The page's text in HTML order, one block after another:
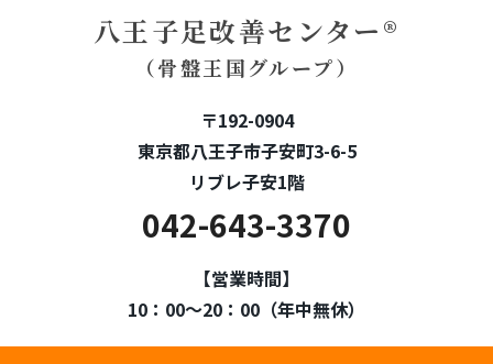
八王子足改善センター®
（骨盤王国グループ）
〒192-0904
東京都八王子市子安町3-6-5
リブレ子安1階
042-643-3370
【営業時間】
10：00～20：00（年中無休）